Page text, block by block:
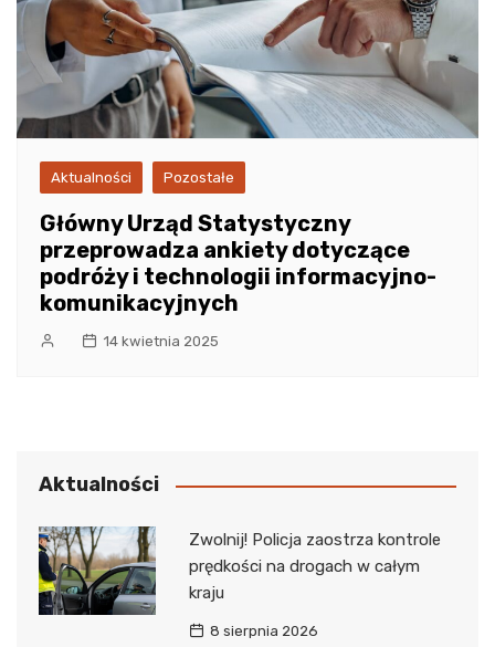
Aktualności Pozostałe
Główny Urząd Statystyczny
przeprowadza ankiety dotyczące
podróży i technologii informacyjno-
komunikacyjnych
14 kwietnia 2025
Aktualności
Zwolnij! Policja zaostrza kontrole
prędkości na drogach w całym
kraju
8 sierpnia 2026